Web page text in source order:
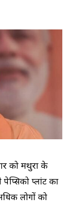
को मथुरा के
प्लांट का
लोगों को